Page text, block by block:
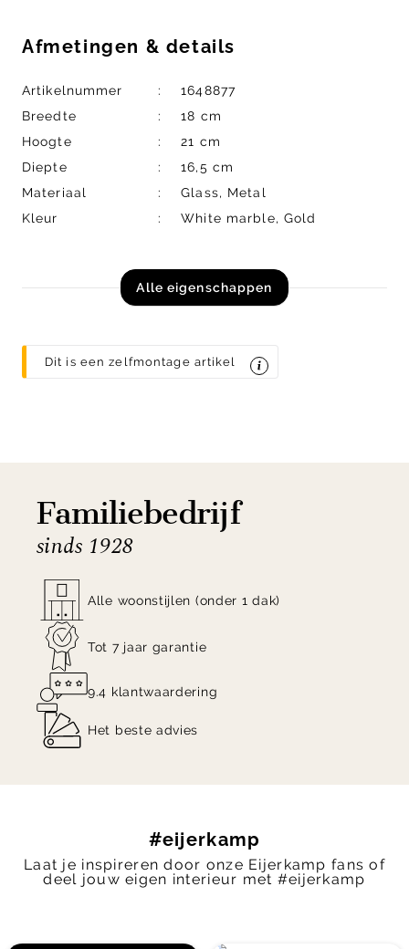
Afmetingen & details
Artikelnummer
1648877
Breedte
18 cm
Hoogte
21 cm
Diepte
16,5 cm
Materiaal
Glass, Metal
Kleur
White marble, Gold
Alle eigenschappen
Dit is een zelfmontage artikel
Familiebedrijf
sinds 1928
Alle woonstijlen (onder 1 dak)
Tot 7 jaar garantie
9.4 klantwaardering
Het beste advies
#eijerkamp
Laat je inspireren door onze Eijerkamp fans of
deel jouw eigen interieur met #eijerkamp